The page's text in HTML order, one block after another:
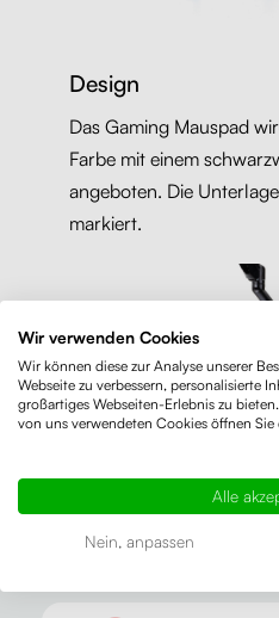
Design
Das Gaming Mauspad
Farbe mit einem
angeboten. Die
markiert.
Wir verwenden Cookies
Wir können diese zur Analyse unserer
Webseite zu verbessern, personalisierte
großartiges Webseiten-Erlebnis zu
von uns verwendeten Cookies öffnen Sie
Alle
Nein, anpassen